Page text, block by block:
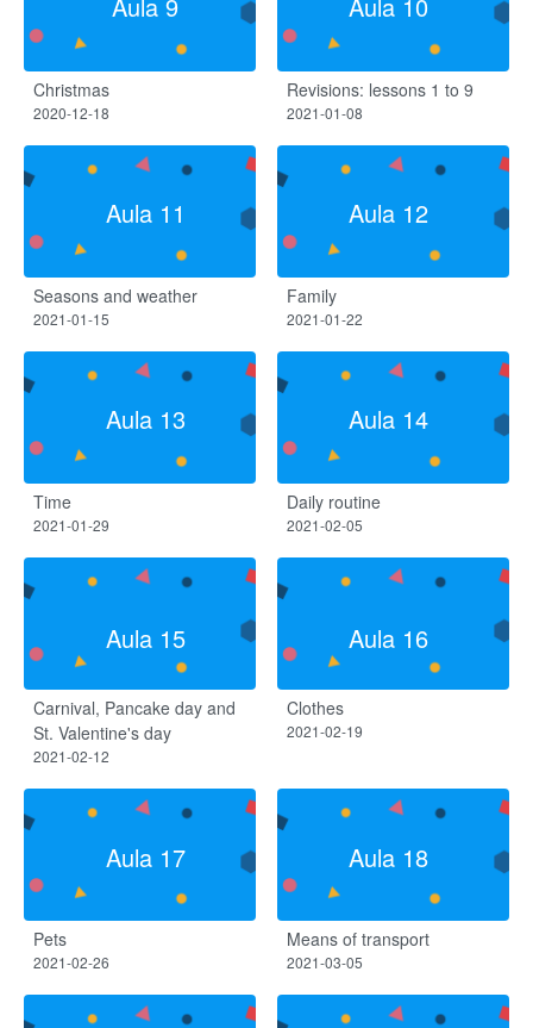
Christmas
2020-12-18
Revisions: lessons 1 to 9
2021-01-08
Aula 11
Seasons and weather
2021-01-15
Aula 12
Family
2021-01-22
Aula 13
Time
2021-01-29
Aula 14
Daily routine
2021-02-05
Aula 15
Carnival, Pancake day and
St. Valentine's day
2021-02-12
Aula 16
Clothes
2021-02-19
Aula 17
Pets
2021-02-26
Aula 18
Means of transport
2021-03-05